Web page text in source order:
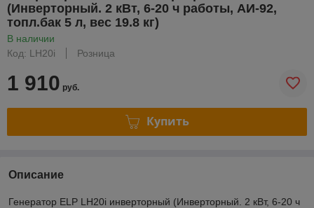
(Инверторный. 2 кВт, 6-20 ч работы, АИ-92,
топл.бак 5 л, вес 19.8 кг)
В наличии
Код: LH20i
Розница
1 910 руб.
Купить
Описание
Генератор ELP LH20i инверторный (Инверторный. 2 кВт, 6-20 ч